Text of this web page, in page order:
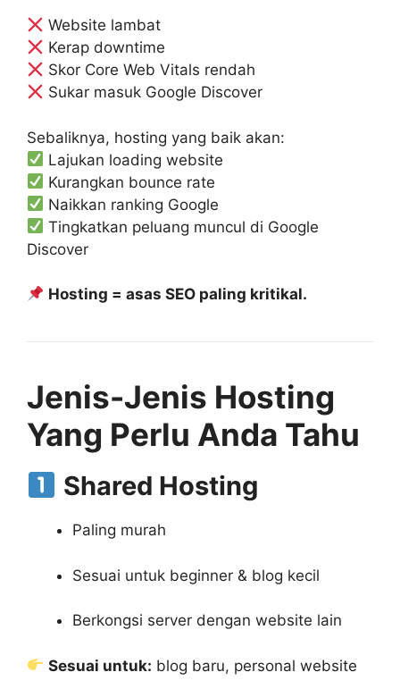
Website lambat
Kerap downtime
Skor Core Web Vitals rendah
Sukar masuk Google Discover
Sebaliknya, hosting yang baik akan:
Lajukan loading website
Kurangkan bounce rate
Naikkan ranking Google
Tingkatkan peluang muncul di Google
Discover
Hosting = asas SEO paling kritikal.
Jenis-Jenis Hosting
Yang Perlu Anda Tahu
Shared Hosting
Paling murah
Sesuai untuk beginner & blog kecil
Berkongsi server dengan website lain
Sesuai untuk: blog baru, personal website